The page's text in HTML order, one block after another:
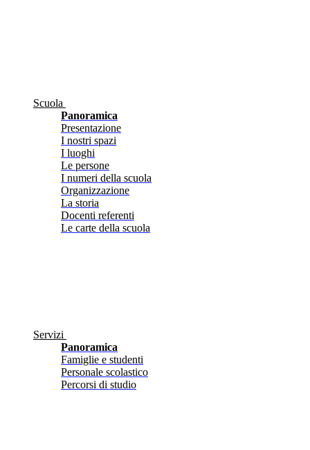
Scuola
Panoramica
Presentazione
I nostri spazi
I luoghi
Le persone
I numeri della scuola
Organizzazione
La storia
Docenti referenti
Le carte della scuola
Servizi
Panoramica
Famiglie e studenti
Personale scolastico
Percorsi di studio